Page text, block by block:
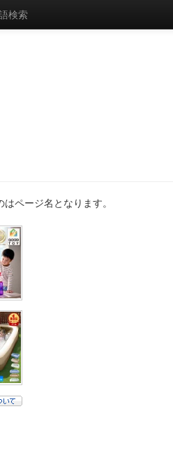
検索
ページ名となります。